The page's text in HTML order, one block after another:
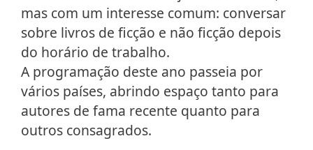
mas com um interesse comum: conversar
sobre livros de ficção e não ficção depois
do horário de trabalho.
A programação deste ano passeia por
vários países, abrindo espaço tanto para
autores de fama recente quanto para
outros consagrados.